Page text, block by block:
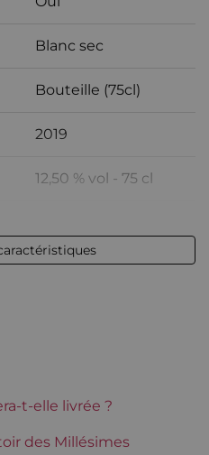
Blanc sec
Bouteille (75cl)
2019
12,50 % vol - 75 cl
Parfait
René Bouvier
De 50 à 80 €
t-elle livrée ?
des Millésimes